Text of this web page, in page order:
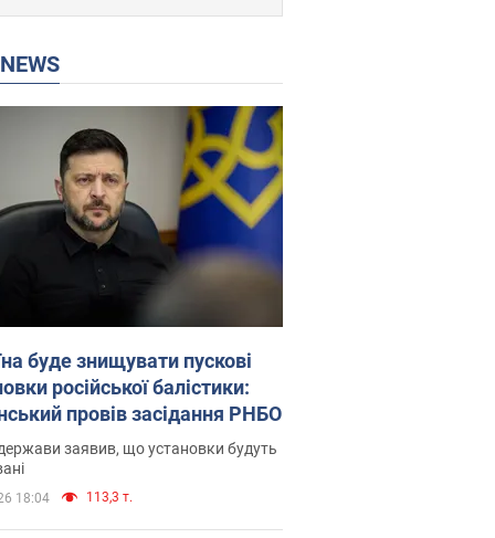
NEWS
буде знищувати пускові
російської балістики:
провів засідання РНБО
заявив, що установки будуть
18:04 113,3 т.